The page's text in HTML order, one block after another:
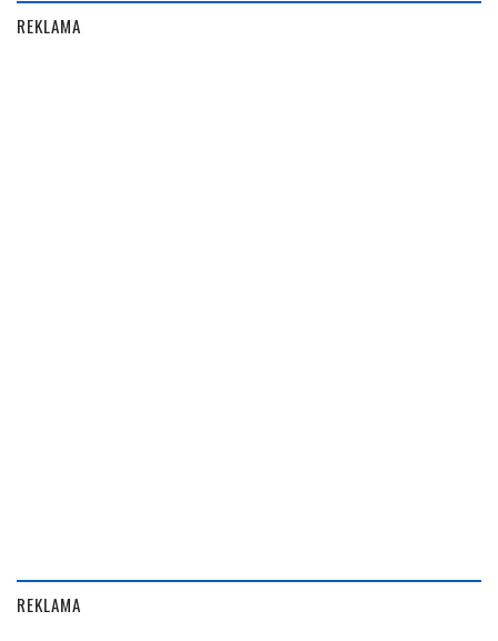
REKLAMA
REKLAMA